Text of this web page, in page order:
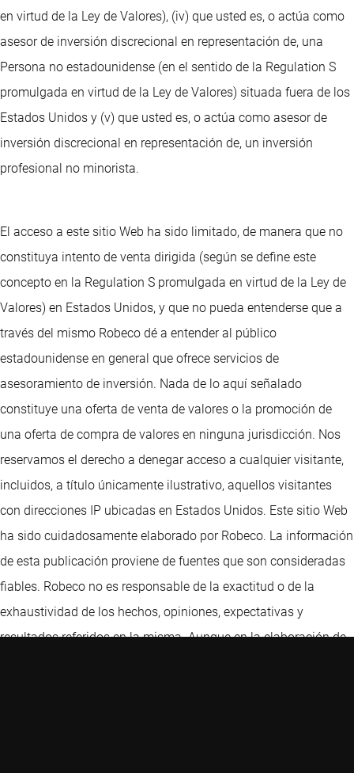
en virtud de la Ley de Valores), (iv) que usted es, o actúa como
asesor de inversión discrecional en representación de, una
Persona no estadounidense (en el sentido de la Regulation S
promulgada en virtud de la Ley de Valores) situada fuera de los
Estados Unidos y (v) que usted es, o actúa como asesor de
inversión discrecional en representación de, un inversión
profesional no minorista.
El acceso a este sitio Web ha sido limitado, de manera que no
constituya intento de venta dirigida (según se define este
concepto en la Regulation S promulgada en virtud de la Ley de
Valores) en Estados Unidos, y que no pueda entenderse que a
través del mismo Robeco dé a entender al público
estadounidense en general que ofrece servicios de
asesoramiento de inversión. Nada de lo aquí señalado
constituye una oferta de venta de valores o la promoción de
una oferta de compra de valores en ninguna jurisdicción. Nos
reservamos el derecho a denegar acceso a cualquier visitante,
incluidos, a título únicamente ilustrativo, aquellos visitantes
con direcciones IP ubicadas en Estados Unidos. Este sitio Web
ha sido cuidadosamente elaborado por Robeco. La información
de esta publicación proviene de fuentes que son consideradas
fiables. Robeco no es responsable de la exactitud o de la
exhaustividad de los hechos, opiniones, expectativas y
resultados referidos en la misma. Aunque en la elaboración de